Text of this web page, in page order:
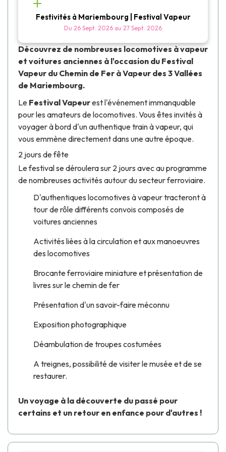
Festivités à Mariembourg | Festival Vapeur
Du 26 Sept. 2026 au 27 Sept. 2026
Découvrez de nombreuses locomotives à vapeur
et voitures anciennes à l'occasion du Festival
Vapeur du Chemin de Fer à Vapeur des 3 Vallées
de Mariembourg.
Le Festival Vapeurest l'événement immanquable
pour les amateurs de locomotives. Vous êtes invités à
voyager à bord d'un authentique train à vapeur, qui
vous emmène directement dans une autre époque.
2 jours de fête
Le festival se déroulera sur 2 jours avec au programme
de nombreuses activités autour du secteur ferroviaire.
D'authentiques locomotives à vapeur tracteront à
tour de rôle différents convois composés de
voitures anciennes
Activités liées à la circulation et aux manoeuvres
des locomotives
Brocante ferroviaire miniature et présentation de
livres sur le chemin de fer
Présentation d'un savoir-faire méconnu
Exposition photographique
Déambulation de troupes costumées
A treignes, possibilité de visiter le musée et de se
restaurer.
Un voyage à la découverte du passé pour
certains et un retour en enfance pour d'autres !